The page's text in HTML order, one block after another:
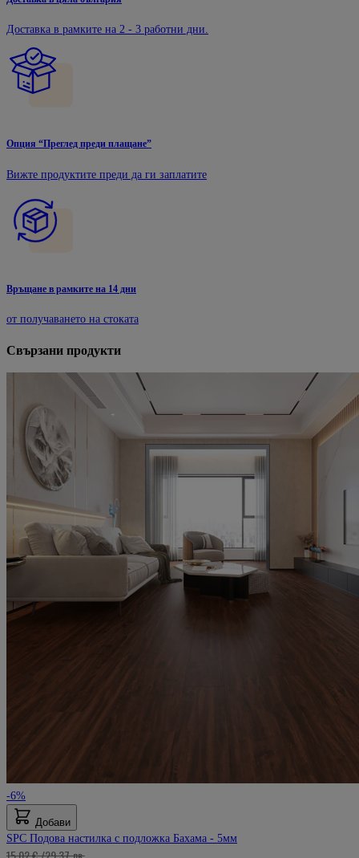
Доставка в рамките на 2 - 3 работни дни.
Опция “Преглед преди плащане”
Вижте продуктите преди да ги заплатите
Връщане в рамките на 14 дни
от получаването на стоката
Свързани продукти
-6%
Добави
SPC Подова настилка с подложка Бахама - 5мм